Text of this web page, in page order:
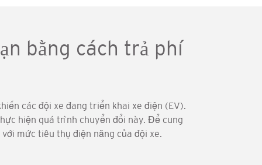
bằng cách trả phí
các đội xe đang triển khai xe điện (EV).
hiện quá trình chuyển đổi này. Để cung
mức tiêu thụ điện năng của đội xe.